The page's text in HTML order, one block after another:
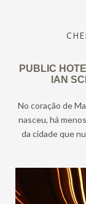
PUBLIC
IAN
No coração de
nasceu, há
da cidade que